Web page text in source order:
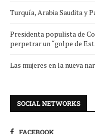
Turquía, Arabia Saudita y
Presidenta populista de
perpetrar un “golpe de
Las mujeres en la nueva
SOCIAL NETWORKS
FACEBOOK